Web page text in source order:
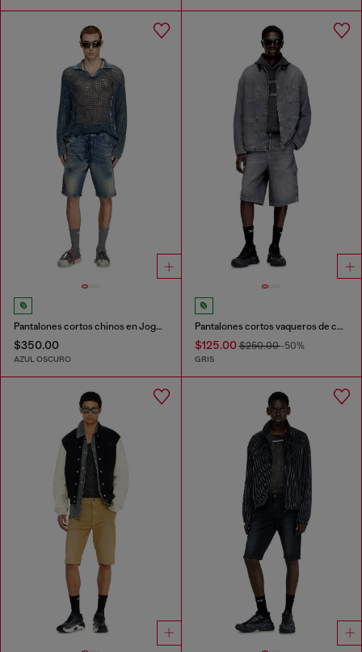
Pantalones cortos chinos en JoggJeans
$350.00
AZUL OSCURO
Pantalones cortos vaqueros de corte relajado
$125.00$250.00-50%
GRIS